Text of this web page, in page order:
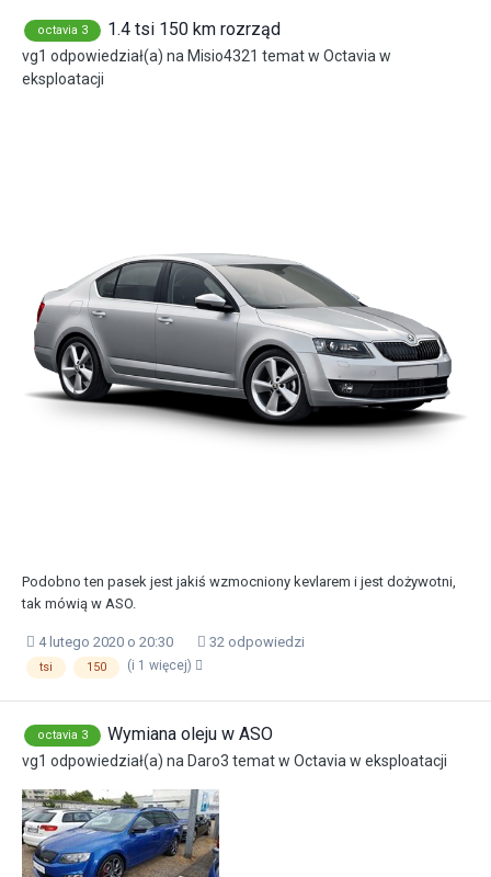
octavia 3 1.4 tsi 150 km rozrząd
vg1 odpowiedział(a) na Misio4321 temat w Octavia w
eksploatacji
Podobno ten pasek jest jakiś wzmocniony kevlarem i jest dożywotni,
tak mówią w ASO.
4 lutego 2020 o 20:30 32 odpowiedzi
tsi 150 (i 1 więcej)
octavia 3 Wymiana oleju w ASO
vg1 odpowiedział(a) na Daro3 temat w Octavia w eksploatacji